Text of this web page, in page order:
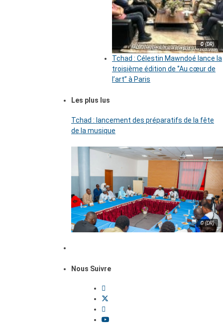
© (DR)
Tchad : Célestin Mawndoé lance la
troisième édition de ‘’Au cœur de
l’art’’ à Paris
Les plus lus
Tchad : lancement des préparatifs de la fête
de la musique
© (DR)
Nous Suivre